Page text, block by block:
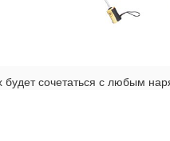
будет сочетаться с любым